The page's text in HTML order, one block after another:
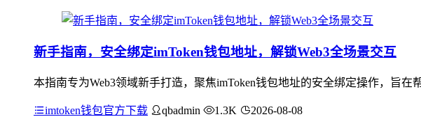
新手指南，安全绑定imToken钱包地址，解锁Web3全场景交互
本指南专为Web3领域新手打造，聚焦imToken钱包地址的安全绑定操作，旨
imtoken钱包官方下载 qbadmin 1.3K 2026-08-08